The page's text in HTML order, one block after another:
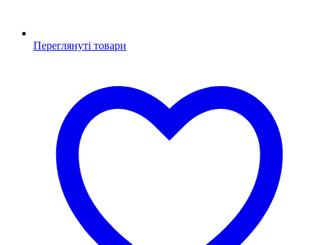
Переглянуті товари